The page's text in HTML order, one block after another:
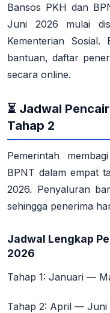
Bansos PKH dan
Juni 2026 mulai
Kementerian Sosial.
bantuan, daftar
secara online.
⏳ Jadwal
Tahap 2
Pemerintah
BPNT dalam empat
2026. Penyaluran
sehingga penerima
Jadwal Lengkap
2026
Tahap 1: Januari —
Tahap 2: April — Juni